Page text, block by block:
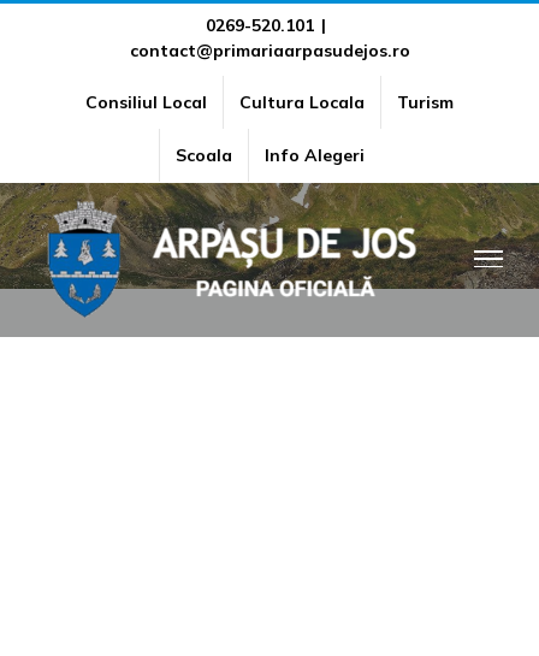
0269-520.101 |
contact@primariaarpasudejos.ro
Consiliul Local Cultura Locala Turism
Scoala Info Alegeri
Lista cuprinzând cadourile